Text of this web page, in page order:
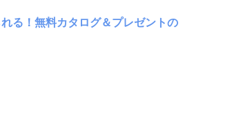
る！無料カタログ＆プレゼントの